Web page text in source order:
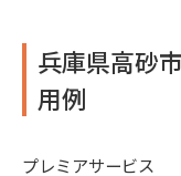
兵庫県高砂
用例
プレミアサービス